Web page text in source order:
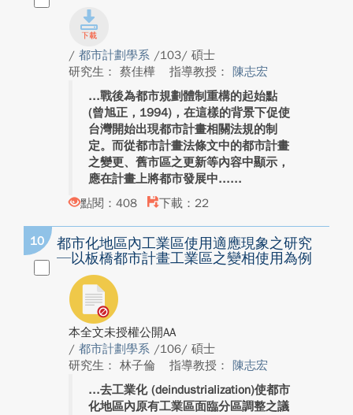
/ 都市計劃學系 /103/ 碩士
研究生： 蔡佳樺
指導教授： 陳志宏
戰後為都市規劃體制重構的起始點
(曾旭正，1994)，在這樣的背景下促使
台灣開始出現都市計畫相關法規的制
定。而從都市計畫法條文中的都市計畫
之變更、舊市區之更新等內容中顯示，
應在計畫上將都市發展中...
點閱：408
下載：22
10
都市化地區內工業區使用適應現象之研究
─以板橋都市計畫工業區之變相使用為例
本全文未授權公開AA
/ 都市計劃學系 /106/ 碩士
研究生： 林子倫
指導教授： 陳志宏
去工業化 (deindustrialization)使都市
化地區內原有工業區面臨分區調整之議